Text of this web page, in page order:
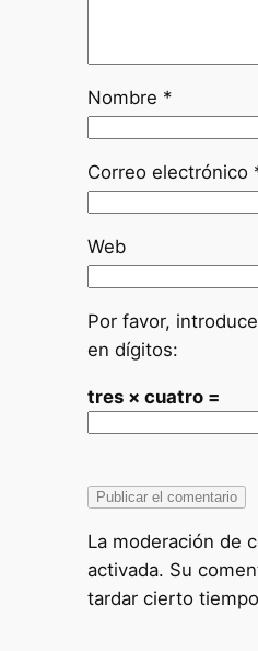
Nombre *
Correo electrónico
Web
Por favor,
en dígitos:
tres × cuatro =
La moderación de
activada. Su
tardar cierto